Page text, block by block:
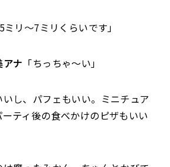
ミリ～7ミリくらいです」
ナ 「ちっちゃ～い」
いし、パフェもいい。ミニチュア
ティ後の食べかけのピザもいい